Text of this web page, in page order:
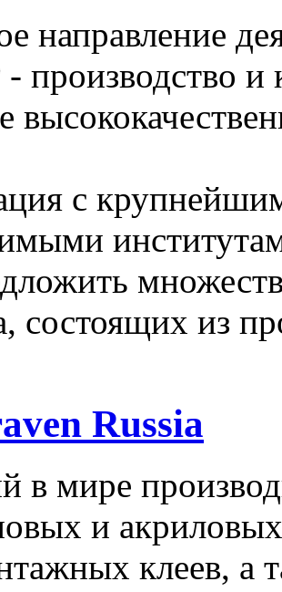
направление
производство
с
состоящих из
Russia
в мире
и
клеев, а